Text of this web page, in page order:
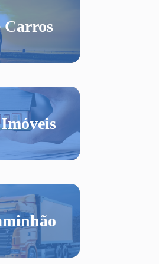
Carros
Imóveis